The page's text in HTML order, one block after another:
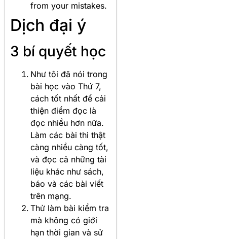
from your mistakes.
Dịch đại ý
3 bí quyết học
Như tôi đã nói trong
bài học vào Thứ 7,
cách tốt nhất để cải
thiện điểm đọc là
đọc nhiều hơn nữa.
Làm các bài thi thật
càng nhiều càng tốt,
và đọc cả những tài
liệu khác như sách,
báo và các bài viết
trên mạng.
Thử làm bài kiểm tra
mà không có giới
hạn thời gian và sử